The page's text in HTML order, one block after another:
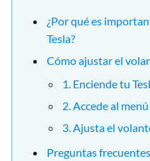
¿Por qué es
Tesla?
Cómo ajustar el
1. Enciende tu
2. Accede al
3. Ajusta el
Preguntas frecuentes